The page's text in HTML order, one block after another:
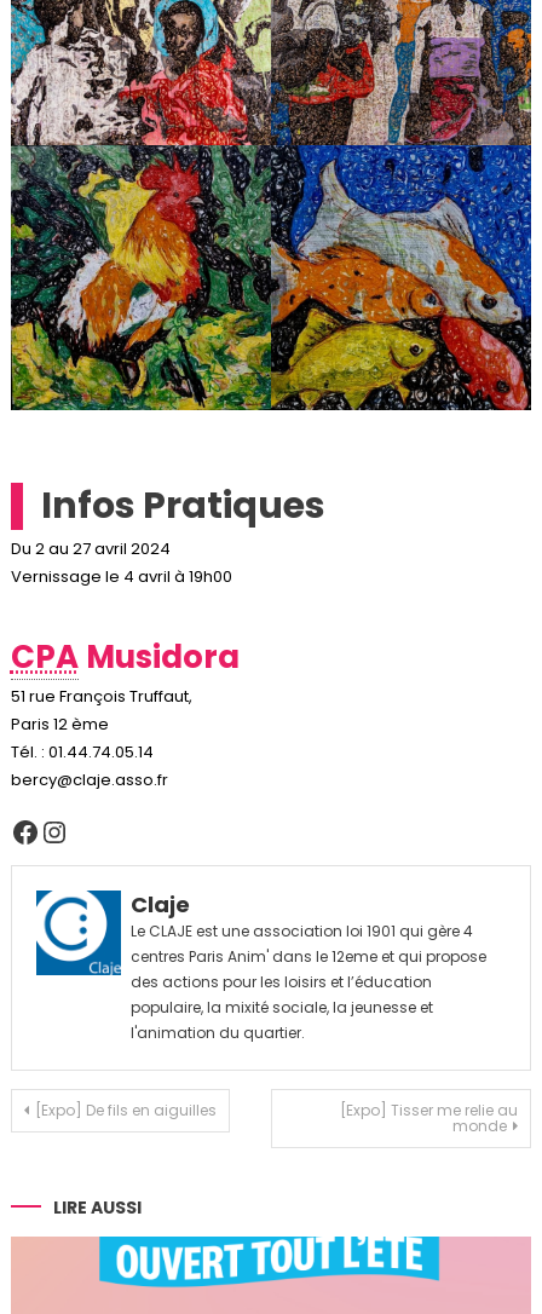
Infos Pratiques
Du 2 au 27 avril 2024
Vernissage le 4 avril à 19h00
CPAMusidora
51 rue François Truffaut,
Paris 12 ème
Tél. : 01.44.74.05.14
bercy@claje.asso.fr
Facebook
Instagram
Claje
Le CLAJE est une association loi 1901 qui gère 4
centres Paris Anim' dans le 12eme et qui propose
des actions pour les loisirs et l’éducation
populaire, la mixité sociale, la jeunesse et
l'animation du quartier.
Navigation
l’article
[Expo] De fils en aiguilles [Expo] Tisser me relie au
monde
LIRE AUSSI